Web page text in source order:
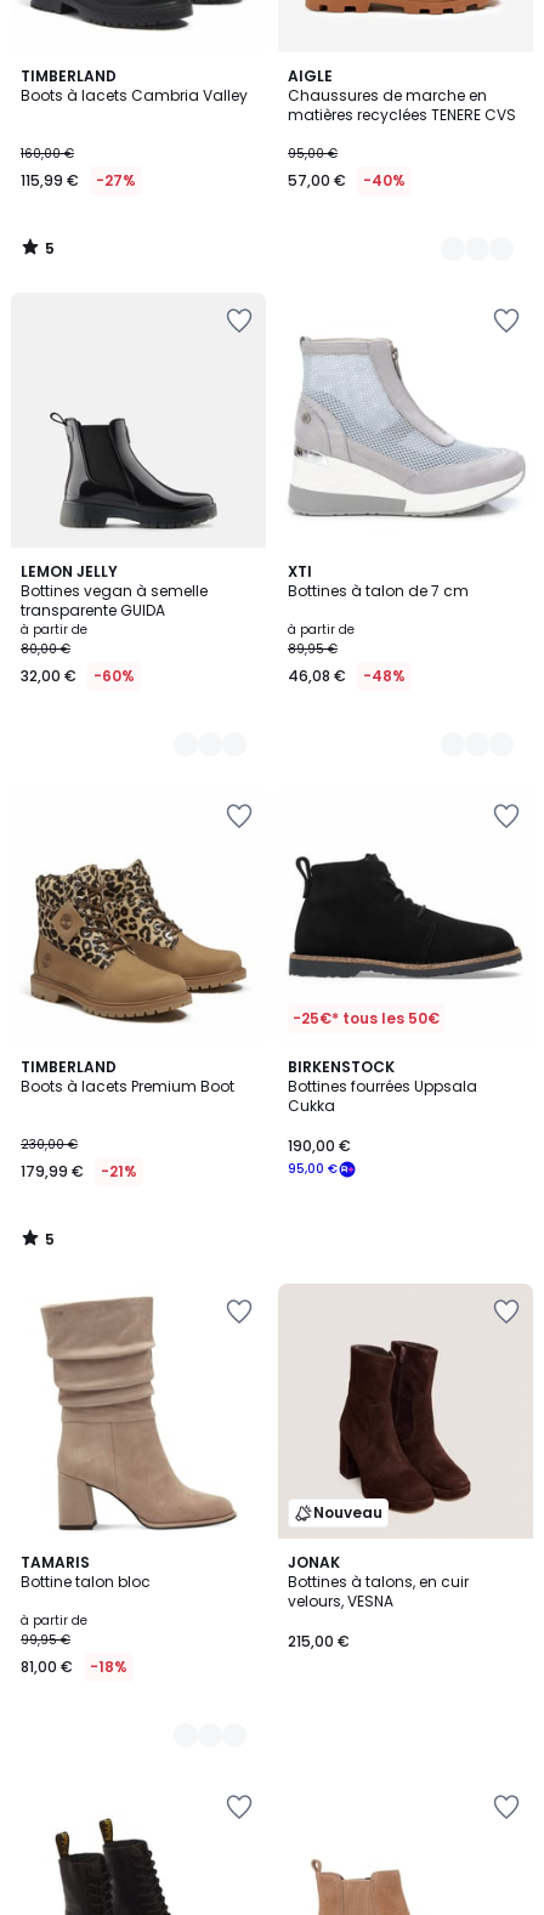
TIMBERLAND
Boots à lacets Cambria Valley
160,00 €
115,99 € -27%
5
/
5
/
AIGLE
Chaussures de marche en
matières recyclées TENERE CVS
95,00 €
57,00 € -40%
2
Couleurs
LEMON JELLY
Bottines vegan à semelle
transparente GUIDA
à partir de
80,00 €
32,00 € -60%
4
Couleurs
XTI
Bottines à talon de 7 cm
à partir de
89,95 €
46,08 € -48%
2
Couleurs
TIMBERLAND
Boots à lacets Premium Boot
230,00 €
179,99 € -21%
5
/
5
/
-25€* tous les 50€
BIRKENSTOCK
Bottines fourrées Uppsala
Cukka
95,00 €
190,00 €
TAMARIS
Bottine talon bloc
à partir de
99,95 €
81,00 € -18%
2
Couleurs
Nouveau
JONAK
Bottines à talons, en cuir
velours, VESNA
215,00 €